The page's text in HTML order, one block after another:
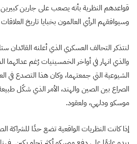
قواعدهم النظرية بأنه يصعب على جارين كبيرين
وسيوافقهم الرأي العالمون بخبايا تاريخ
والذي انهار في أواخر الخمسينيات رُغم عدائهما
الشيوعية التي جمعتهما، وكان هذا التصدع في
الصراع بين الصين والهند، الأمر الذي شكّل
موسكو ودلهي، ولعقود.
إذا كانت النظريات الواقعية تضع حدًا للشراكة